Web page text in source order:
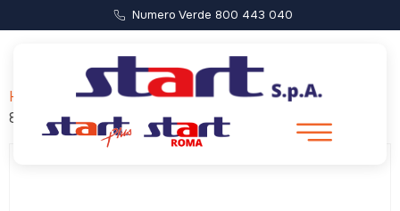
Numero Verde 800 443 040
Home
/ Forca di Presta – Castelluccio (Partenza ore
8:00)